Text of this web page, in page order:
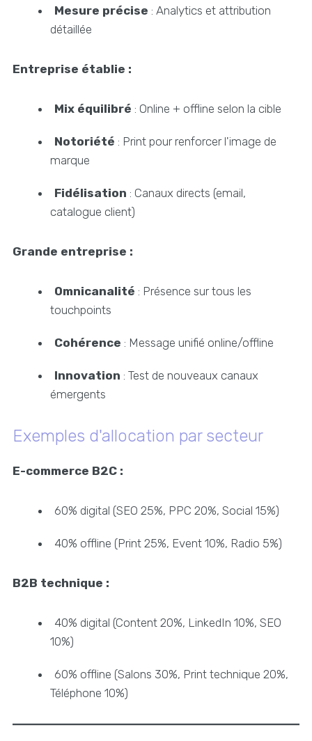
Mesure précise : Analytics et attribution
détaillée
Entreprise établie :
Mix équilibré : Online + offline selon la cible
Notoriété : Print pour renforcer l'image de
marque
Fidélisation : Canaux directs (email,
catalogue client)
Grande entreprise :
Omnicanalité : Présence sur tous les
touchpoints
Cohérence : Message unifié online/offline
Innovation : Test de nouveaux canaux
émergents
Exemples d'allocation par secteur
E-commerce B2C :
60% digital (SEO 25%, PPC 20%, Social 15%)
40% offline (Print 25%, Event 10%, Radio 5%)
B2B technique :
40% digital (Content 20%, LinkedIn 10%, SEO
10%)
60% offline (Salons 30%, Print technique 20%,
Téléphone 10%)